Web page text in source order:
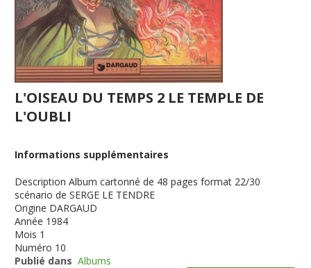
L'OISEAU DU TEMPS 2 LE TEMPLE DE
L'OUBLI
Informations supplémentaires
Description Album cartonné de 48 pages format 22/30
scénario de SERGE LE TENDRE
Origine DARGAUD
Année 1984
Mois 1
Numéro 10
Publié dans Albums